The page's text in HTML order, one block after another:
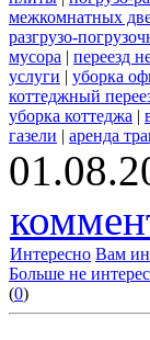
межкомнатных
разгрузо-
мусора | переезд
услуги | уборка
коттеджный
уборка коттеджа |
газели | аренда
Интересно Вам
Больше не
(0)